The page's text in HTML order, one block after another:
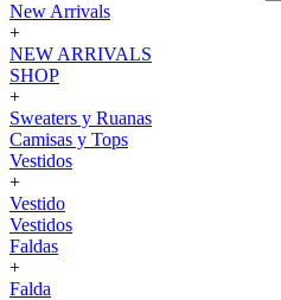
New Arrivals
+
NEW ARRIVALS
SHOP
+
Sweaters y Ruanas
Camisas y Tops
Vestidos
+
Vestido
Vestidos
Faldas
+
Falda